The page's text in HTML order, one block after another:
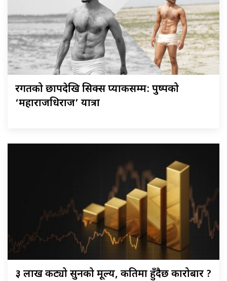
रगतको छापदेखि सिक्स प्याकसम्म: पुष्पको
‘महाराजधिराज’ यात्रा
३ लाख कट्यो सुनको मूल्य, कतिमा हुँदैछ कारोबार ?